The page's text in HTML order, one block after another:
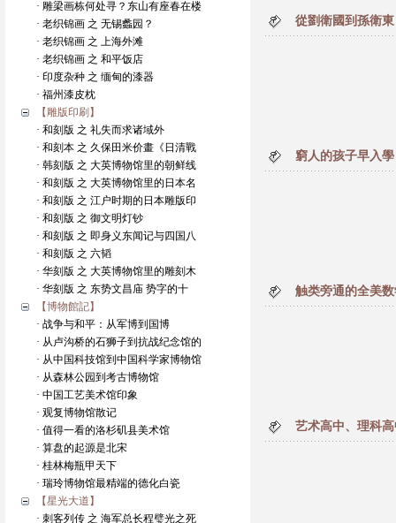
· 雕梁画栋何处寻？东山有座春在楼
· 老织锦画 之 无锡蠡园？
· 老织锦画 之 上海外滩
· 老织锦画 之 和平饭店
· 印度杂种 之 缅甸的漆器
· 福州漆皮枕
【雕版印刷】
· 和刻版 之 礼失而求诸域外
· 和刻本 之 久保田米价畫《日清戰
· 韩刻版 之 大英博物馆里的朝鲜线
· 和刻版 之 大英博物馆里的日本名
· 和刻版 之 江户时期的日本雕版印
· 和刻版 之 御文明灯钞
· 和刻版 之 即身义东闻记与四国八
· 和刻版 之 六韬
· 华刻版 之 大英博物馆里的雕刻木
· 华刻版 之 东势文昌庙 势字的十
【博物館記】
· 战争与和平：从军博到国博
· 从卢沟桥的石狮子到抗战纪念馆的
· 从中国科技馆到中国科学家博物馆
· 从森林公园到考古博物馆
· 中国工艺美术馆印象
· 观复博物馆散记
· 值得一看的洛杉矶县美术馆
· 算盘的起源是北宋
· 桂林梅瓶甲天下
· 瑞玲博物馆最精端的德化白瓷
【星光大道】
· 刺客列传 之 海军总长程璧光之死
從劉衛國到孫衛
窮人的孩子早入學
触类旁通的全美
艺术高中、理科